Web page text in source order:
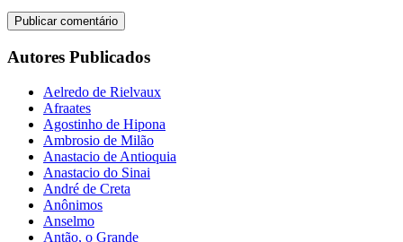
Autores Publicados
Aelredo de Rielvaux
Afraates
Agostinho de Hipona
Ambrosio de Milão
Anastacio de Antioquia
Anastacio do Sinai
André de Creta
Anônimos
Anselmo
Antão, o Grande